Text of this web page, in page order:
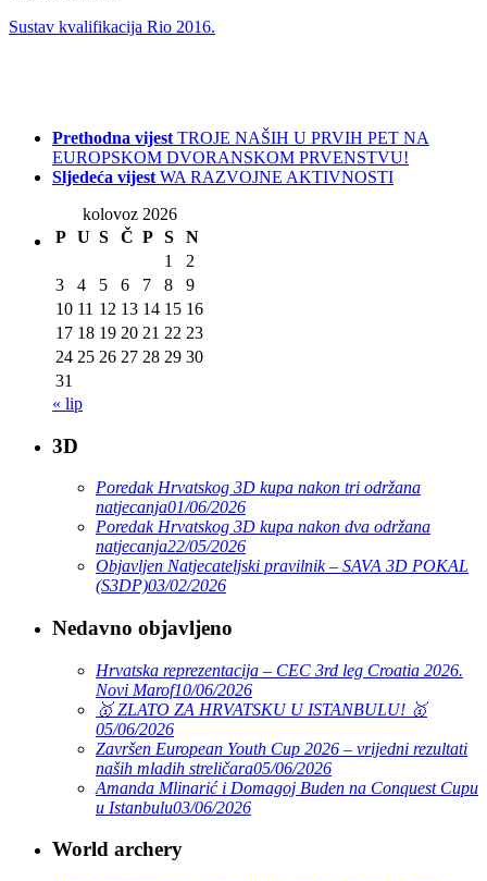
Sustav kvalifikacija Rio 2016.
Prethodna vijest TROJE NAŠIH U PRVIH PET NA
EUROPSKOM DVORANSKOM PRVENSTVU!
Sljedeća vijest WA RAZVOJNE AKTIVNOSTI
kolovoz 2026
P U S Č P S
N
1
2
3
4 5 6 7 8
9
10 11 12 13 14 15 16
17 18 19 20 21 22 23
24 25 26 27 28 29 30
31
« lip
3D
Poredak Hrvatskog 3D kupa nakon tri održana
natjecanja01/06/2026
Poredak Hrvatskog 3D kupa nakon dva održana
natjecanja22/05/2026
Objavljen Natjecateljski pravilnik – SAVA 3D POKAL
(S3DP)03/02/2026
Nedavno objavljeno
Hrvatska reprezentacija – CEC 3rd leg Croatia 2026.
Novi Marof10/06/2026
🥇 ZLATO ZA HRVATSKU U ISTANBULU! 🥇
05/06/2026
Završen European Youth Cup 2026 – vrijedni rezultati
naših mladih streličara05/06/2026
Amanda Mlinarić i Domagoj Buden na Conquest Cupu
u Istanbulu03/06/2026
World archery